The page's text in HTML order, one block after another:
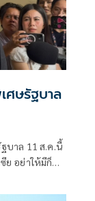
ษรัฐบาล
บาล​ 11 ส.ค.นี้​
ย​ อย่าให้มีก็